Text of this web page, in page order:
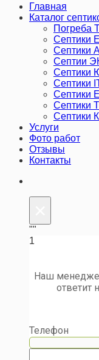
Главная
Каталог
Погреба
Септики
Септики
Септии
Септики
Септики
Септики
Септики
Услуги
Фото работ
Отзывы
Контакты
""
1
Наш
ответит
Телефон